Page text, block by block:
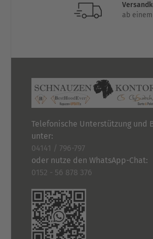
gewählt
werden
ab
Telefonische Unterstützung und
unter:
04141 / 796-797
oder nutze den WhatsApp-Chat:
0152 - 56 878 376